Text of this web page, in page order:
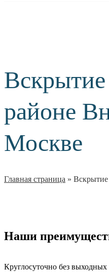
Вскрытие
районе
Москве
Главная страница » Вскрытие
Наши
Круглосуточно без выходных